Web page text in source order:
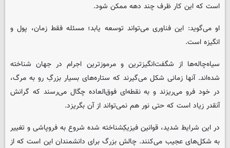
است که این کار ظرف چند دهه ممکن شود.
او می‌گوید: این فناوری می‌تواند توسعه یابد؛ مسئله فقط زمان، پول و
انگیزه است.
سیاه‌چاله‌ها از شگفت‌انگیزترین و مرموزترین اجرام در جهان شناخته
‌شده‌اند. آنها زمانی شکل می‌گیرند که ستاره‌های بسیار بزرگِ رو به مرگ،
در خود فرو می‌ریزند و به نقطه‌ای فوق‌العاده چگال می‌رسند که گرانش
آنقدر زیاد است که حتی نور هم نمی‌تواند از آن بگریزد.
در این شرایط شدید، قوانین فیزیکِشناخته‌ شده شروع به فروپاشی و تغییر
به شکل‌های عجیب می‌کنند. چالش بزرگ برای دانشمندان این است که از